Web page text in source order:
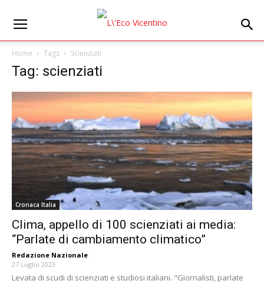
Home Tags Scienziati
Tag: scienziati
Cronaca Italia
Clima, appello di 100 scienziati ai media:
“Parlate di cambiamento climatico”
Redazione Nazionale -
27 Luglio 2023
Levata di scudi di scienziati e studiosi italiani. "Giornalisti, parlate